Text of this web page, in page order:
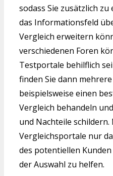
sodass Sie zusätzlich
das Informationsfeld
Vergleich erweitern
verschiedenen Foren
Testportale behilflich
finden Sie dann
beispielsweise einen
Vergleich behandeln
und Nachteile
Vergleichsportale nur
des potentiellen
der Auswahl zu helfen.